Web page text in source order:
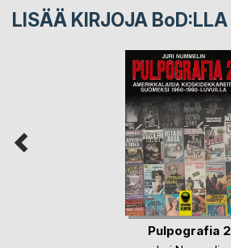
LISÄÄ KIRJOJA BoD:LLA
Pulpografia 2